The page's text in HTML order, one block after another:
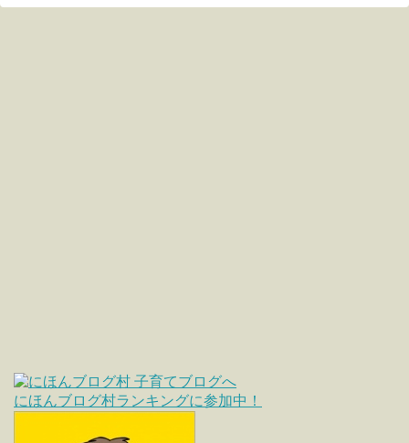
にほんブログ村ランキングに参加中！